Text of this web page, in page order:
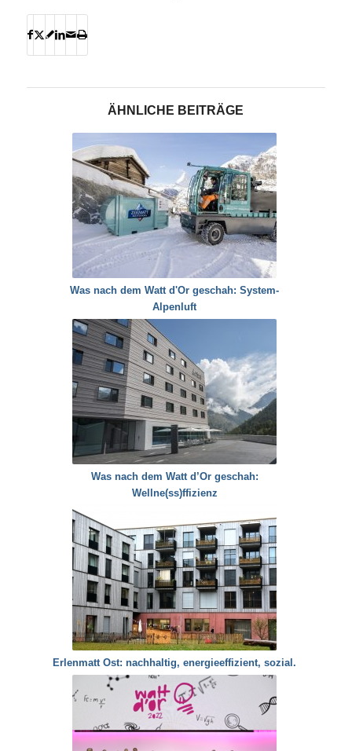
ÄHNLICHE BEITRÄGE
Was nach dem Watt d'Or geschah: System-
Alpenluft
Was nach dem Watt d’Or geschah:
Wellne(ss)ffizienz
Erlenmatt Ost: nachhaltig, energieeffizient, sozial.